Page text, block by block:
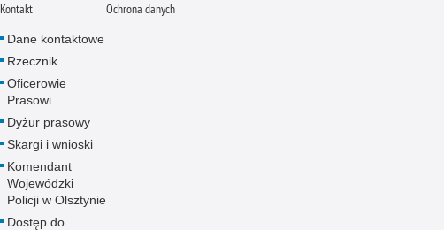
Kontakt
Dane kontaktowe
Rzecznik
Oficerowie
Prasowi
Dyżur prasowy
Skargi i wnioski
Komendant
Wojewódzki
Policji w Olsztynie
Dostęp do
Ochrona danych